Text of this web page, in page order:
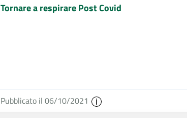
Tornare a respirare Post Covid
Pubblicato il 06/10/2021